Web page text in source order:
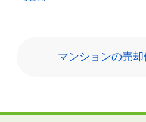
マンションの売